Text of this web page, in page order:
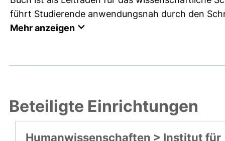
führt Studierende anwendungsnah durch den
Mehr anzeigen
Beteiligte Einrichtungen
Humanwissenschaften > Institut für